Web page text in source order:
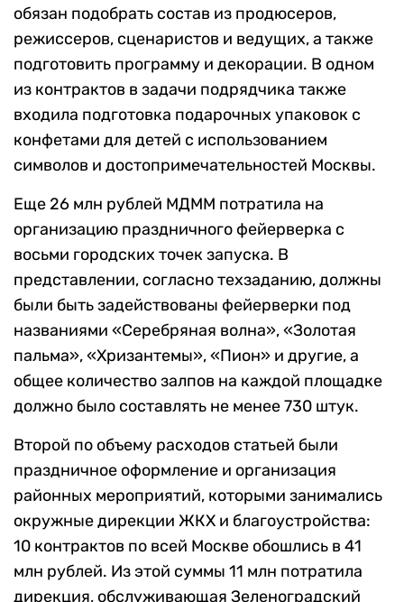
обязан подобрать состав из продюсеров,
режиссеров, сценаристов и ведущих, а также
подготовить программу и декорации. В одном
из контрактов в задачи подрядчика также
входила подготовка подарочных упаковок с
конфетами для детей с использованием
символов и достопримечательностей Москвы.
Еще 26 млн рублей МДММ потратила на
организацию праздничного фейерверка с
восьми городских точек запуска. В
представлении, согласно техзаданию, должны
были быть задействованы фейерверки под
названиями «Серебряная волна», «Золотая
пальма», «Хризантемы», «Пион» и другие, а
общее количество залпов на каждой площадке
должно было составлять не менее 730 штук.
Второй по объему расходов статьей были
праздничное оформление и организация
районных мероприятий, которыми занимались
окружные дирекции ЖКХ и благоустройства:
10 контрактов по всей Москве обошлись в 41
млн рублей. Из этой суммы 11 млн потратила
дирекция, обслуживающая Зеленоградский